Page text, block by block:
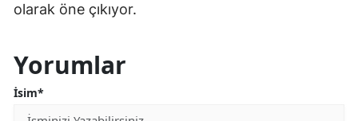
olarak öne çıkıyor.
Yorumlar
İsim*